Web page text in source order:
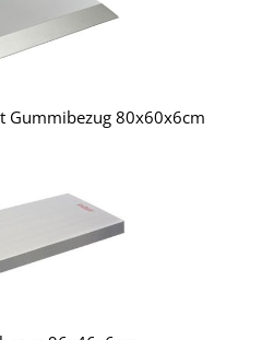
Gummibezug 80x60x6cm